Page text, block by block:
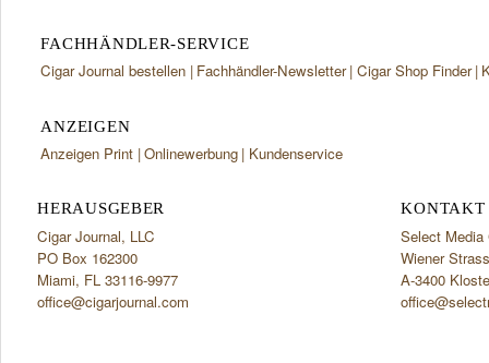
FACHHÄNDLER-SERVICE
Cigar Journal bestellen Fachhändler-Newsletter Cigar Shop Finder
ANZEIGEN
Anzeigen Print Onlinewerbung Kundenservice
HERAUSGEBER
Cigar Journal, LLC
PO Box 162300
Miami, FL 33116-9977
office@cigarjournal.com
KONTAKT
Select Media
Wiener
A-3400